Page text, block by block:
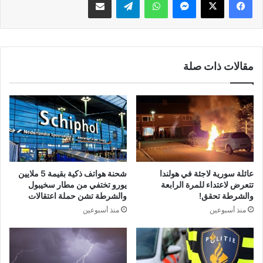
مقالات ذات صلة
عائلة سورية لاجئة في هولندا
تتعرض لاعتداء للمرة الرابعة
والشرطة تحقق!
منذ أسبوعين
شحنة هواتف ذكية بقيمة 5 ملايين
يورو تختفي من مطار سخيبول
والشرطة تشن حملة اعتقالات
منذ أسبوعين